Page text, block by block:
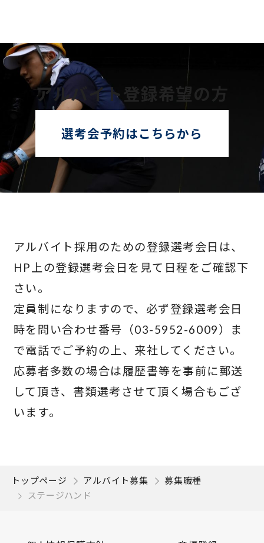
アルバイト登録希望の方
選考会予約はこちらから
アルバイト採用のための登録選考会日は、
HP上の登録選考会日を見て日程をご確認下
さい。
定員制になりますので、必ず登録選考会日
時を問い合わせ番号（03-5952-6009）ま
で電話でご予約の上、来社してください。
応募者多数の場合は履歴書等を事前に郵送
して頂き、書類選考させて頂く場合もござ
います。
トップページ アルバイト募集
募集職種
ステージハンド